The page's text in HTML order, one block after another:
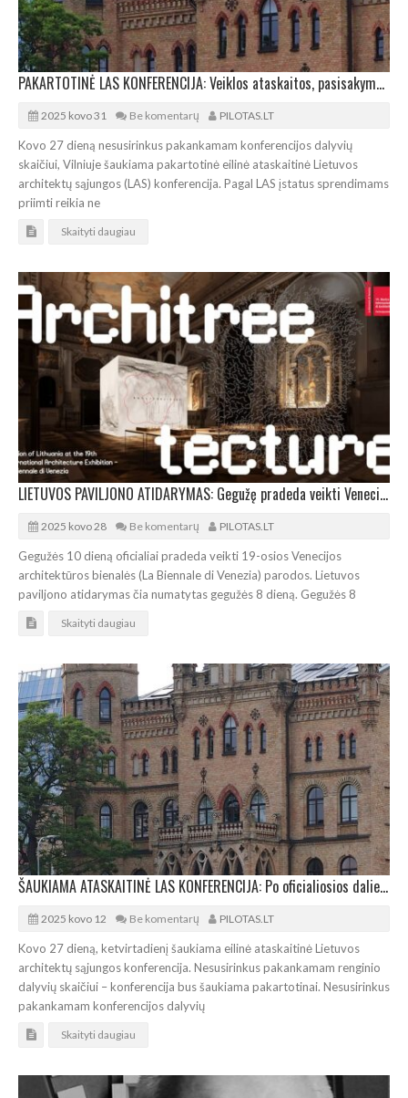
PAKARTOTINĖ LAS KONFERENCIJA: Veiklos ataskaitos, pasisakymai, architektūrinė ekskursija
2025 kovo 31 Be komentarų PILOTAS.LT
Kovo 27 dieną nesusirinkus pakankamam konferencijos dalyvių
skaičiui, Vilniuje šaukiama pakartotinė eilinė ataskaitinė Lietuvos
architektų sąjungos (LAS) konferencija. Pagal LAS įstatus sprendimams
priimti reikia ne
Skaityti daugiau
LIETUVOS PAVILJONO ATIDARYMAS: Gegužę pradeda veikti Venecijos architektūros bienalė
2025 kovo 28 Be komentarų PILOTAS.LT
Gegužės 10 dieną oficialiai pradeda veikti 19-osios Venecijos
architektūros bienalės (La Biennale di Venezia) parodos. Lietuvos
paviljono atidarymas čia numatytas gegužės 8 dieną. Gegužės 8
Skaityti daugiau
ŠAUKIAMA ATASKAITINĖ LAS KONFERENCIJA: Po oficialiosios dalies – architektūrinė ekskursija
2025 kovo 12 Be komentarų PILOTAS.LT
Kovo 27 dieną, ketvirtadienį šaukiama eilinė ataskaitinė Lietuvos
architektų sąjungos konferencija. Nesusirinkus pakankamam renginio
dalyvių skaičiui – konferencija bus šaukiama pakartotinai. Nesusirinkus
pakankamam konferencijos dalyvių
Skaityti daugiau